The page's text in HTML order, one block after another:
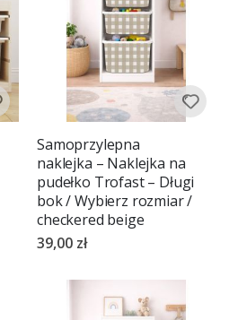
Samoprzylepna
naklejka – Naklejka na
pudełko Trofast – Długi
bok / Wybierz rozmiar /
checkered beige
39,00 zł